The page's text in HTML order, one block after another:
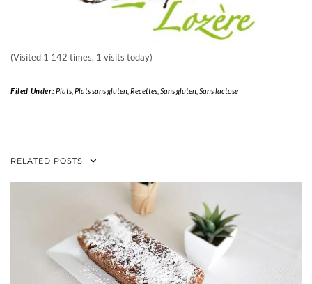
(Visited 1 142 times, 1 visits today)
Filed Under:Plats, Plats sans gluten, Recettes, Sans gluten, Sans lactose
RELATED POSTS